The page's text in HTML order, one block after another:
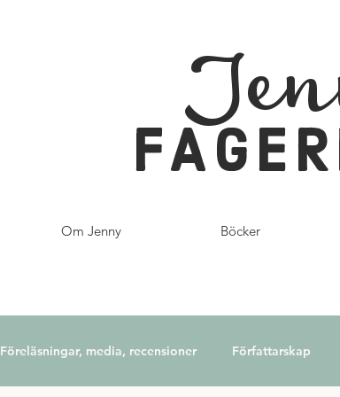
Om Jenny Böcker
Föreläsningar, media, recensioner Författarskap